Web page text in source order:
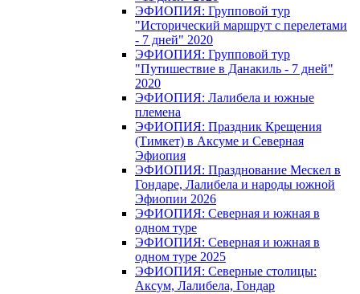
ЭФИОПИЯ: Групповой тур
"Исторический маршрут с перелетами
- 7 дней" 2020
ЭФИОПИЯ: Групповой тур
"Путишествие в Данакиль - 7 дней"
2020
ЭФИОПИЯ: Лалибела и южные
племена
ЭФИОПИЯ: Праздник Крещения
(Тимкет) в Аксуме и Северная
Эфиопия
ЭФИОПИЯ: Празднование Мескел в
Гондаре, Лалибела и народы южной
Эфиопии 2026
ЭФИОПИЯ: Северная и южная в
одном туре
ЭФИОПИЯ: Северная и южная в
одном туре 2025
ЭФИОПИЯ: Северные столицы:
Аксум, Лалибела, Гондар